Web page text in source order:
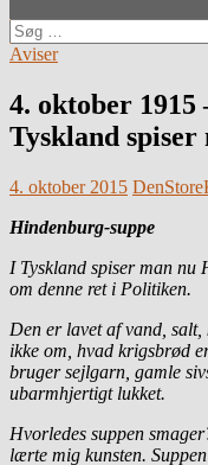
Søg
efter:
Aviser
4. oktober
Tyskland
4. oktober 2015
Hindenburg-suppe
I Tyskland spiser man nu
om denne ret i Politiken.
Den er lavet af vand,
ikke om, hvad krigsbrød
bruger sejlgarn, gamle
ubarmhjertigt lukket.
Hvorledes suppen
lærte mig kunsten.